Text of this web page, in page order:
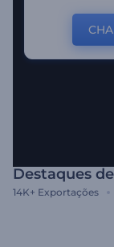
Destaques
14K+ Exportações